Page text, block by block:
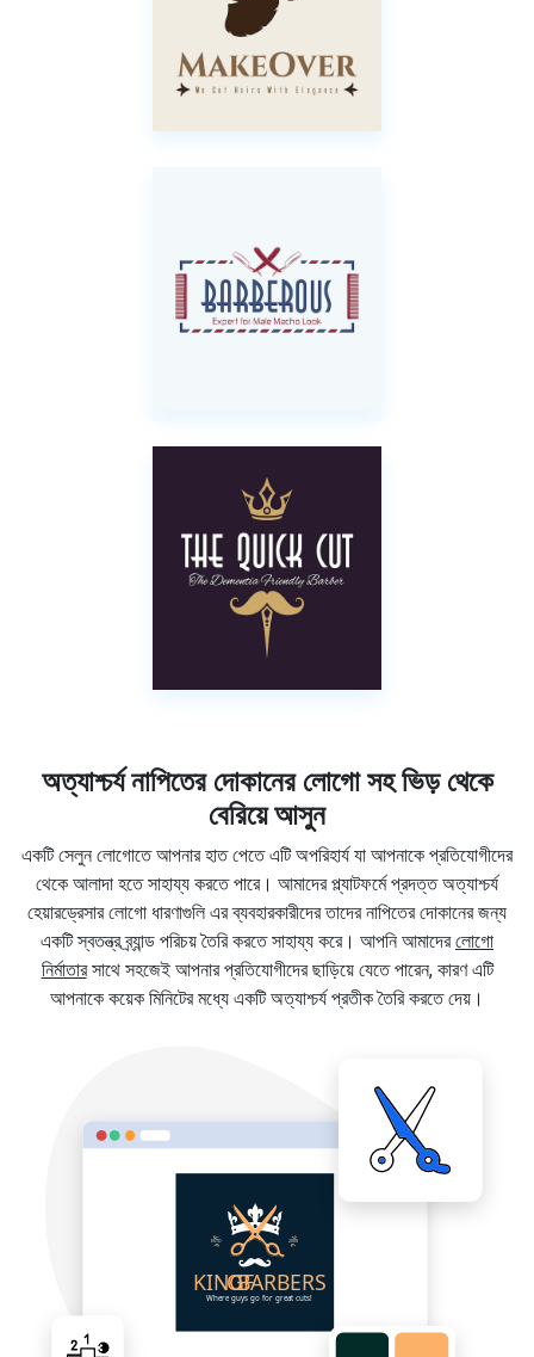
অত্যাশ্চর্য নাপিতের দোকানের লোগো সহ ভিড় থেকে
বেরিয়ে আসুন
একটি সেলুন লোগোতে আপনার হাত পেতে এটি অপরিহার্য যা আপনাকে প্রতিযোগীদের
থেকে আলাদা হতে সাহায্য করতে পারে। আমাদের প্ল্যাটফর্মে প্রদত্ত অত্যাশ্চর্য
হেয়ারড্রেসার লোগো ধারণাগুলি এর ব্যবহারকারীদের তাদের নাপিতের দোকানের জন্য
একটি স্বতন্ত্র ব্র্যান্ড পরিচয় তৈরি করতে সাহায্য করে। আপনি আমাদেরলোগো
নির্মাতারসাথে সহজেই আপনার প্রতিযোগীদের ছাড়িয়ে যেতে পারেন, কারণ এটি
আপনাকে কয়েক মিনিটের মধ্যে একটি অত্যাশ্চর্য প্রতীক তৈরি করতে দেয়।